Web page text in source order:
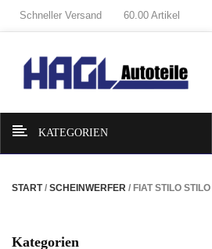
Schneller Versand 60.00 Artikel
KATEGORIEN
START/ SCHEINWERFER / FIAT STILO
Kategorien